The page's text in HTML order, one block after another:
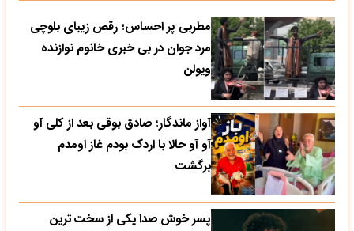
مطربی پر احساس؛ رقص زیبای بلوچی
مرد جوان در بی خبری خانوم نوازنده
ویولن
آواز ماندگار؛ صادق بوقی بعد از کلی آو
آو آو حالا با اردک بودم غاز اومدم
برگشت
پسر خوش صدا یکی از سخت ترین